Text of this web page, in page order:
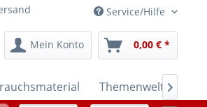
Service/Hilfe
Mein Konto 0,00 € *
Themenwelten
